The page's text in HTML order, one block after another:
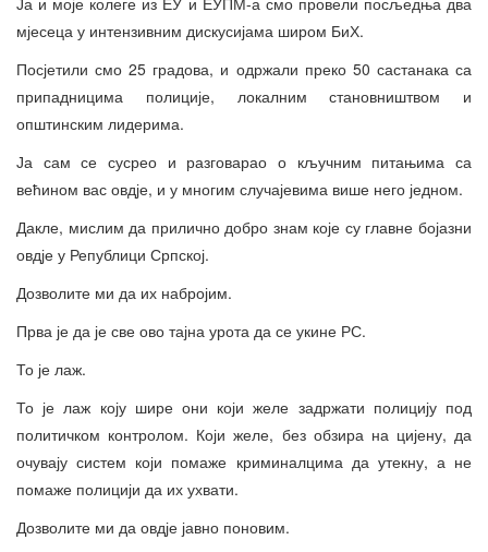
мјесеца у интензивним дискусијама широм БиХ.
Посјетили смо 25 градова, и одржали преко 50 састанака са
припадницима полиције, локалним становништвом и
општинским лидерима.
Ја сам се сусрео и разговарао о кључним питањима са
већином вас овдје, и у многим случајевима више него једном.
Дакле, мислим да прилично добро знам које су главне бојазни
овдје у Републици Српској.
Дозволите ми да их набројим.
Прва је да је све ово тајна урота да се укине РС.
То је лаж.
То је лаж коју шире они који желе задржати полицију под
политичком контролом. Који желе, без обзира на цијену, да
очувају систем који помаже криминалцима да утекну, а не
помаже полицији да их ухвати.
Дозволите ми да овдје јавно поновим.